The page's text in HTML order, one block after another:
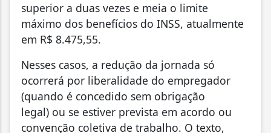
superior a duas vezes e meia o limite
máximo dos benefícios do INSS, atualmente
em R$ 8.475,55.
Nesses casos, a redução da jornada só
ocorrerá por liberalidade do empregador
(quando é concedido sem obrigação
legal) ou se estiver prevista em acordo ou
convenção coletiva de trabalho. O texto,